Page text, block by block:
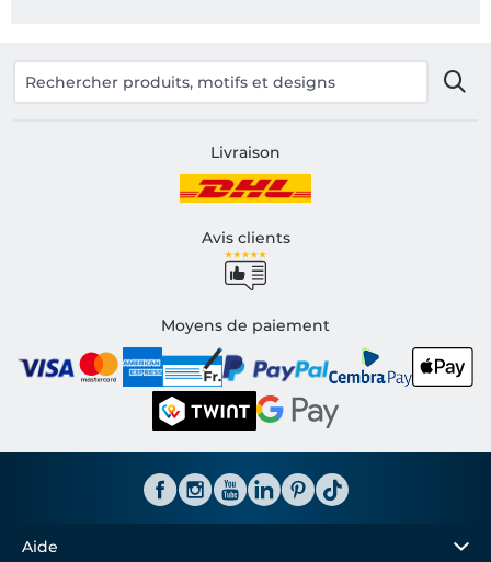
Livraison
Avis clients
Moyens de paiement
Aide